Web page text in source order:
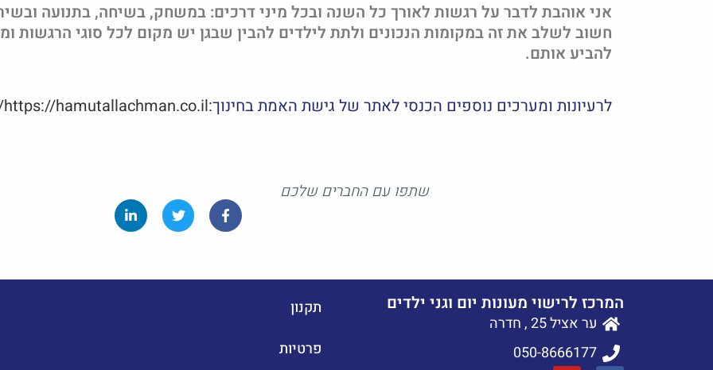
אני אוהבת לדבר על רגשות לאורך כל השנה ובכל מיני דרכים: במשחק, בשיחה, בתנועה
חשוב לשלב את זה במקומות הנכונים ולתת לילדים להבין שבגן יש מקום לכל סוגי הרגשות
להביע אותם.
לרעיונות ומערכים נוספים הכנסי לאתר של גישת האמת בחינוך:https://hamutallachman.co.il/
שתפו עם החברים שלכם
המרכז לרישוי מעונות יום וגני ילדים
ער אציל 25 , חדרה
050-8666177
תקנון
פרטיות